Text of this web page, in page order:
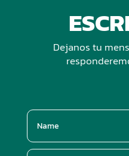
Dejanos tu